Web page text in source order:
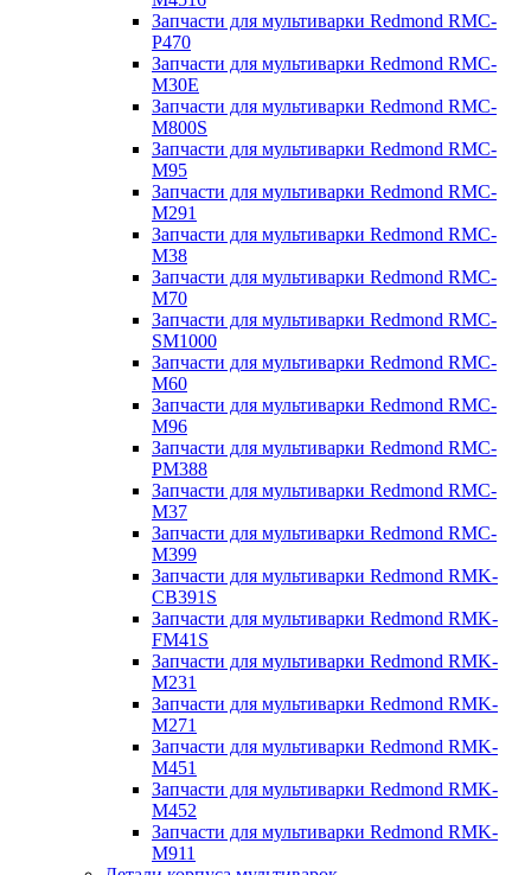
Запчасти для мультиварки Redmond RMC-
P470
Запчасти для мультиварки Redmond RMC-
M30E
Запчасти для мультиварки Redmond RMC-
M800S
Запчасти для мультиварки Redmond RMC-
M95
Запчасти для мультиварки Redmond RMC-
M291
Запчасти для мультиварки Redmond RMC-
M38
Запчасти для мультиварки Redmond RMC-
M70
Запчасти для мультиварки Redmond RMC-
SM1000
Запчасти для мультиварки Redmond RMC-
M60
Запчасти для мультиварки Redmond RMC-
M96
Запчасти для мультиварки Redmond RMC-
PM388
Запчасти для мультиварки Redmond RMC-
M37
Запчасти для мультиварки Redmond RMC-
M399
Запчасти для мультиварки Redmond RMK-
CB391S
Запчасти для мультиварки Redmond RMK-
FM41S
Запчасти для мультиварки Redmond RMK-
M231
Запчасти для мультиварки Redmond RMK-
M271
Запчасти для мультиварки Redmond RMK-
M451
Запчасти для мультиварки Redmond RMK-
M452
Запчасти для мультиварки Redmond RMK-
M911